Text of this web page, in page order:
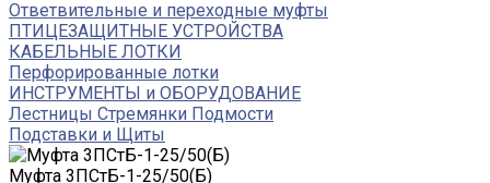
Ответвительные и переходные муфты
ПТИЦЕЗАЩИТНЫЕ УСТРОЙСТВА
КАБЕЛЬНЫЕ ЛОТКИ
Перфорированные лотки
ИНСТРУМЕНТЫ и ОБОРУДОВАНИЕ
Лестницы Стремянки Подмости
Подставки и Щиты
Муфта 3ПСтБ-1-25/50(Б)